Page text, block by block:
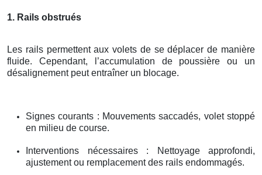
1. Rails obstrués
Les rails permettent aux volets de se déplacer de manière
fluide. Cependant, l’accumulation de poussière ou un
désalignement peut entraîner un blocage.
Signes courants : Mouvements saccadés, volet stoppé
en milieu de course.
Interventions nécessaires : Nettoyage approfondi,
ajustement ou remplacement des rails endommagés.